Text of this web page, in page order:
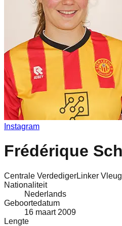
Instagram
Frédérique
Centrale VerdedigerLinker
Nationaliteit
Nederlands
Geboortedatum
16 maart 2009
Lengte